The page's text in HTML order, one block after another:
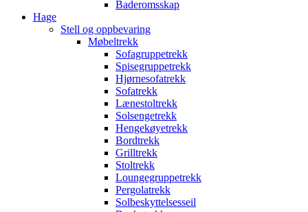
Baderomsskap
Hage
Stell og oppbevaring
Møbeltrekk
Sofagruppetrekk
Spisegruppetrekk
Hjørnesofatrekk
Sofatrekk
Lænestoltrekk
Solsengetrekk
Hengekøyetrekk
Bordtrekk
Grilltrekk
Stoltrekk
Loungegruppetrekk
Pergolatrekk
Solbeskyttelsesseil